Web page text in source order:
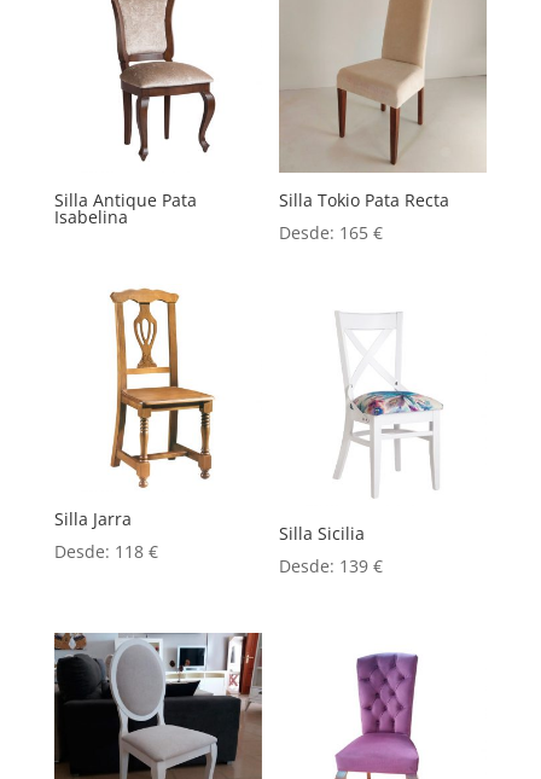
Silla Antique Pata
Isabelina
Silla Tokio Pata Recta
Desde: 165€
Silla Jarra
Desde: 118 €
Silla Sicilia
Desde: 139€